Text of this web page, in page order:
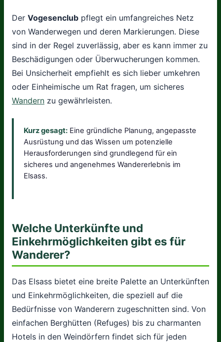
Der Vogesenclub pflegt ein umfangreiches Netz
von Wanderwegen und deren Markierungen. Diese
sind in der Regel zuverlässig, aber es kann immer zu
Beschädigungen oder Überwucherungen kommen.
Bei Unsicherheit empfiehlt es sich lieber umkehren
oder Einheimische um Rat fragen, um sicheres
Wandern zu gewährleisten.
Kurz gesagt: Eine gründliche Planung, angepasste
Ausrüstung und das Wissen um potenzielle
Herausforderungen sind grundlegend für ein
sicheres und angenehmes Wandererlebnis im
Elsass.
Welche Unterkünfte und
Einkehrmöglichkeiten gibt es für
Wanderer?
Das Elsass bietet eine breite Palette an Unterkünften
und Einkehrmöglichkeiten, die speziell auf die
Bedürfnisse von Wanderern zugeschnitten sind. Von
einfachen Berghütten (Refuges) bis zu charmanten
Hotels in den Weindörfern findet sich für jeden